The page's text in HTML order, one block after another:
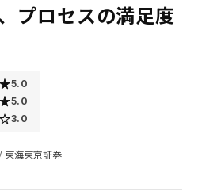
プロセスの満足度
5.0
5.0
3.0
/ 東海東京証券